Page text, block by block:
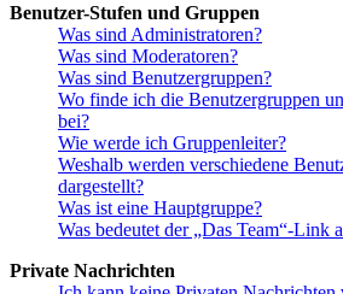
Benutzer-Stufen und Gruppen
Was sind Administratoren?
Was sind Moderatoren?
Was sind Benutzergruppen?
Wo finde ich die Benutzergruppen
bei?
Wie werde ich Gruppenleiter?
Weshalb werden verschiedene
dargestellt?
Was ist eine Hauptgruppe?
Was bedeutet der „Das Team“-Link
Private Nachrichten